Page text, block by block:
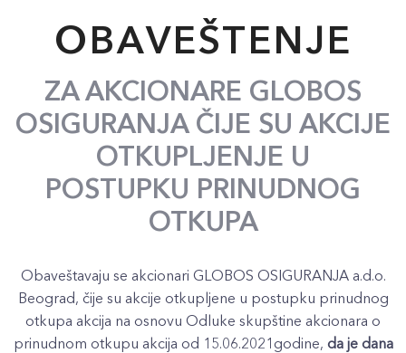
OBAVEŠTENJE
ZA AKCIONARE GLOBOS
OSIGURANJA ČIJE SU AKCIJE
OTKUPLJENJE U
POSTUPKU PRINUDNOG
OTKUPA
Obaveštavaju se akcionari GLOBOS OSIGURANJA a.d.o.
Beograd, čije su akcije otkupljene u postupku prinudnog
otkupa akcija na osnovu Odluke skupštine akcionara o
prinudnom otkupu akcija od 15.06.2021godine, da je dana